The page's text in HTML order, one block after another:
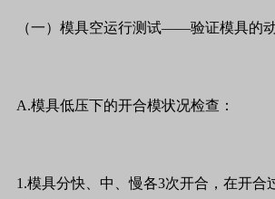
（一）模具空运行测试——验证模具的
A.模具低压下的开合模状况检查：
1.模具分快、中、慢各3次开合，在开合